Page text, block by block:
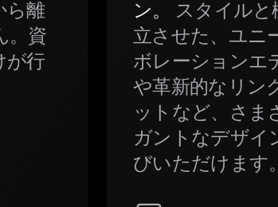
ら離
。資
が行
ン。
スタイルと
立させた、ユニ
ボレーションエ
や革新的なリン
ットなど、さま
ガントなデザイ
びいただけます。